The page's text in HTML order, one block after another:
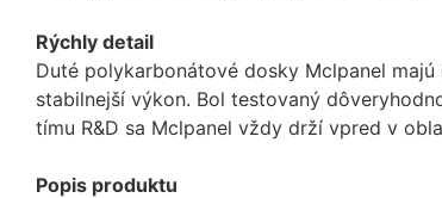
Rýchly detail
Duté polykarbonátové dosky Mclpanel
stabilnejší výkon. Bol testovaný
tímu R&D sa Mclpanel vždy drží vpred v
Popis produktu